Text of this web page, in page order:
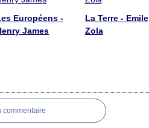
Européens -
James
La Terre - Emile
Zola
commentaire